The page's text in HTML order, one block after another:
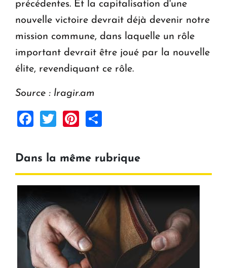
précédentes. Et la capitalisation d'une
nouvelle victoire devrait déjà devenir notre
mission commune, dans laquelle un rôle
important devrait être joué par la nouvelle
élite, revendiquant ce rôle.
Source : lragir.am
Facebook
TwitterPinterest
Dans la même rubrique